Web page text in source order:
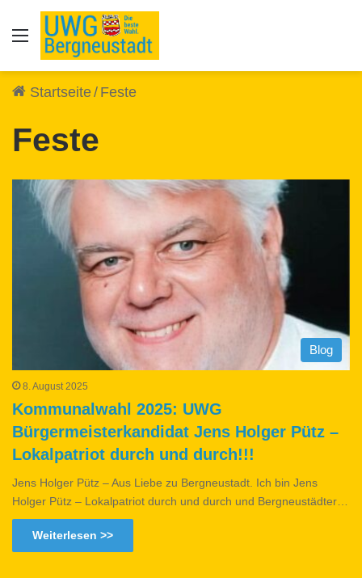
Auswahl
Startseite/ Feste
Feste
Blog
8. August 2025
Kommunalwahl 2025: UWG
Bürgermeisterkandidat Jens Holger Pütz –
Lokalpatriot durch und durch!!!
Jens Holger Pütz – Aus Liebe zu Bergneustadt. Ich bin Jens
Holger Pütz – Lokalpatriot durch und durch und Bergneustädter…
Weiterlesen >>